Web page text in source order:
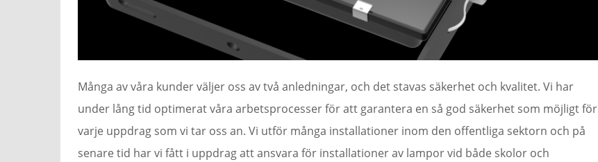
Många av våra kunder väljer oss av två anledningar, och det stavas säkerhet och kvalitet. Vi har
under lång tid optimerat våra arbetsprocesser för att garantera en så god säkerhet som möjligt för
varje uppdrag som vi tar oss an. Vi utför många installationer inom den offentliga sektorn och på
senare tid har vi fått i uppdrag att ansvara för installationer av lampor vid både skolor och